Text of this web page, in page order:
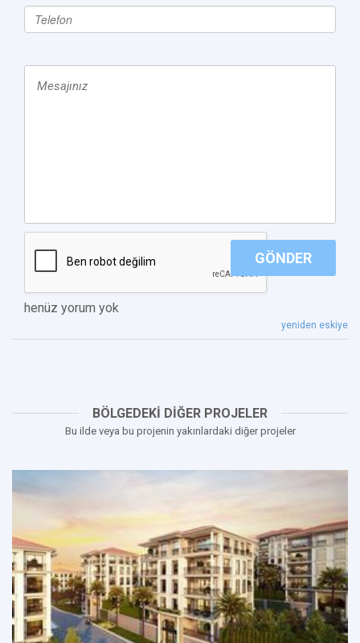
GÖNDER
henüz yorum yok
yeniden eskiye
BÖLGEDEKİ DİĞER PROJELER
Bu ilde veya bu projenin yakınlardaki diğer projeler